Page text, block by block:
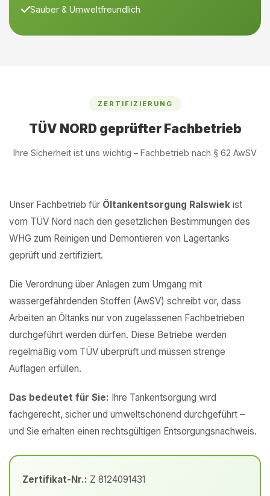
Sauber & Umweltfreundlich
ZERTIFIZIERUNG
TÜV NORD geprüfter Fachbetrieb
Ihre Sicherheit ist uns wichtig – Fachbetrieb nach § 62 AwSV
Unser Fachbetrieb für Öltankentsorgung Ralswiek ist
vom TÜV Nord nach den gesetzlichen Bestimmungen des
WHG zum Reinigen und Demontieren von Lagertanks
geprüft und zertifiziert.
Die Verordnung über Anlagen zum Umgang mit
wassergefährdenden Stoffen (AwSV) schreibt vor, dass
Arbeiten an Öltanks nur von zugelassenen Fachbetrieben
durchgeführt werden dürfen. Diese Betriebe werden
regelmäßig vom TÜV überprüft und müssen strenge
Auflagen erfüllen.
Das bedeutet für Sie: Ihre Tankentsorgung wird
fachgerecht, sicher und umweltschonend durchgeführt –
und Sie erhalten einen rechtsgültigen Entsorgungsnachweis.
Zertifikat-Nr.: Z 8124091431